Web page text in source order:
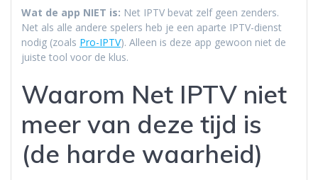
Wat de app NIET is: Net IPTV bevat zelf geen zenders.
Net als alle andere spelers heb je een aparte IPTV-dienst
nodig (zoals Pro-IPTV). Alleen is deze app gewoon niet de
juiste tool voor de klus.
Waarom Net IPTV niet
meer van deze tijd is
(de harde waarheid)